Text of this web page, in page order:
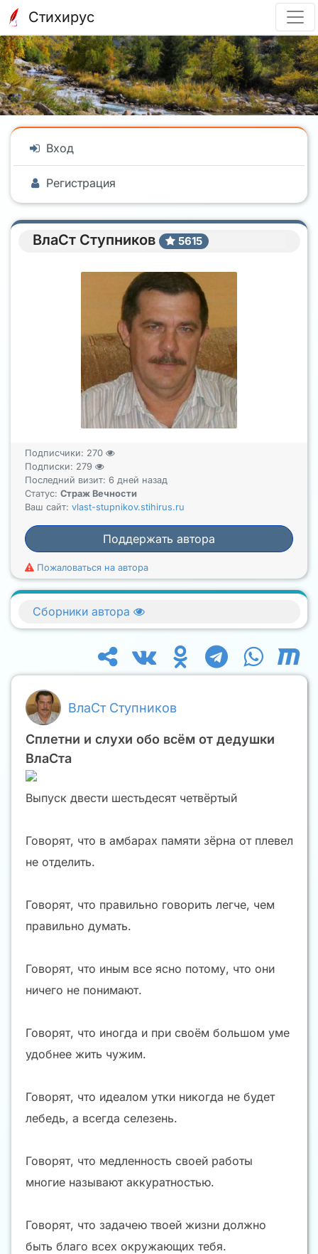
Стихирус
Вход
Регистрация
ВлаСт Ступников 5615
Подписчики: 270
Подписки: 279
Последний визит: 6 дней назад
Статус: Страж Вечности
Ваш сайт: vlast-stupnikov.stihirus.ru
Поддержать автора
Пожаловаться на автора
ВлаСт Ступников
Сплетни и слухи обо всём от дедушки
ВлаСта
Выпуск двести шестьдесят четвёртый
Говорят, что в амбарах памяти зёрна от плевел
не отделить.
Говорят, что правильно говорить легче, чем
правильно думать.
Говорят, что иным все ясно потому, что они
ничего не понимают.
Говорят, что иногда и при своём большом уме
удобнее жить чужим.
Говорят, что идеалом утки никогда не будет
лебедь, а всегда селезень.
Говорят, что медленность своей работы
многие называют аккуратностью.
Говорят, что задачею твоей жизни должно
быть благо всех окружающих тебя.
Сборники автора